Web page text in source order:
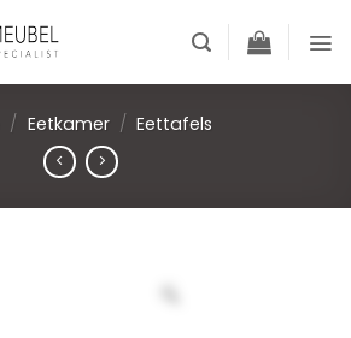
/ Eetkamer / Eettafels